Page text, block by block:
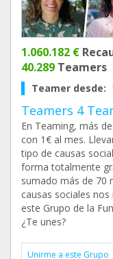
1.060.182 €
40.289 Teamers
Teamer desde:
Teamers 4
En Teaming, más
con 1€ al mes.
tipo de causas
forma totalmente
sumado más de 70
causas sociales
este Grupo de la
¿Te unes?
Unirme a este Grupo